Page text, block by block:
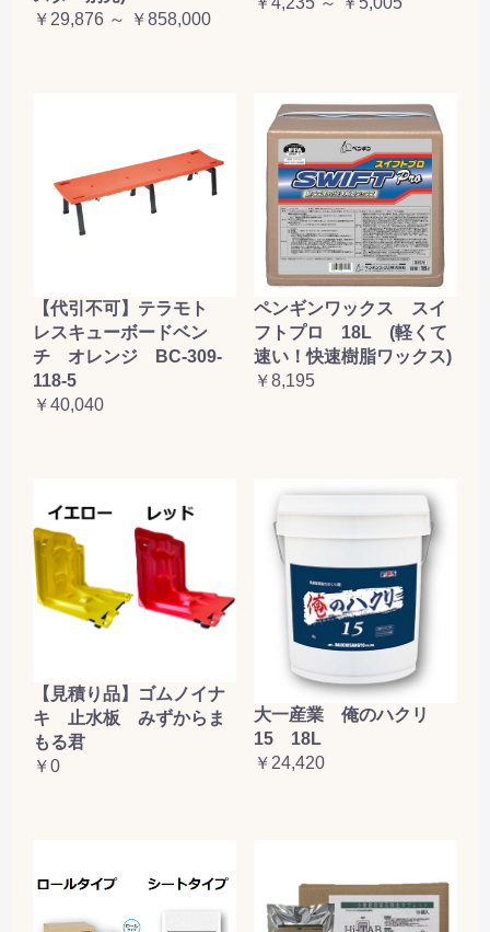
￥29,876 ～ ￥858,000
【代引不可】テラモト
レスキューボードベン
チ オレンジ BC-309-
118-5
￥40,040
ペンギンワックス スイ
フトプロ 18L (軽くて
速い！快速樹脂ワックス)
￥8,195
【見積り品】ゴムノイナ
キ 止水板 みずからま
もる君
￥0
大一産業 俺のハクリ
15 18L
￥24,420